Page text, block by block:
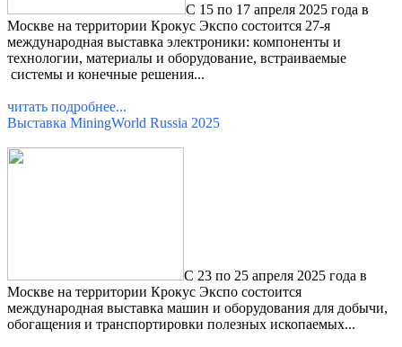
С 15 по 17 апреля 2025 года в
Москве на территории Крокус Экспо состоится 27-я
международная выставка электроники: компоненты и
технологии, материалы и оборудование, встраиваемые
системы и конечные решения...
читать подробнее...
Выставка MiningWorld Russia 2025
С 23 по 25 апреля 2025 года в
Москве на территории Крокус Экспо состоится
международная выставка машин и оборудования для добычи,
обогащения и транспортировки полезных ископаемых...